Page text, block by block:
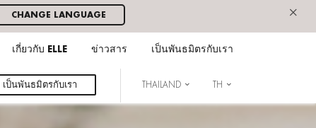
CHANGE LANGUAGE ×
เกี่ยวกับ ELLE ข่าวสาร เป็นพันธมิตรกับเรา
เป็นพันธมิตรกับเรา THAILAND TH